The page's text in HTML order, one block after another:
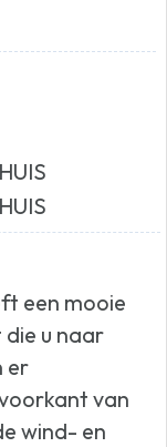
een mooie
u naar
er
van
wind- en